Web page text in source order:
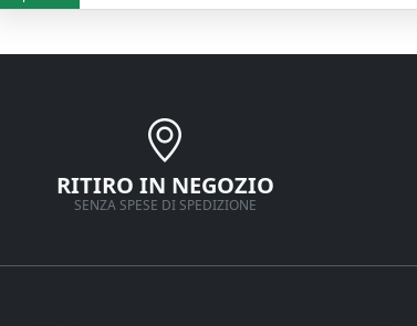
RITIRO IN NEGOZIO
SENZA SPESE DI SPEDIZIONE